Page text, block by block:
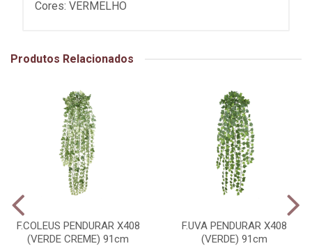
Cores: VERMELHO
Produtos Relacionados
F.COLEUS PENDURAR X408
(VERDE CREME) 91cm
F.UVA PENDURAR X408
(VERDE) 91cm